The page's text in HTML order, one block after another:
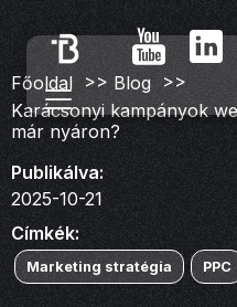
Főoldal >> Blog >>
Karácsonyi kampányok
már nyáron?
Publikálva:
2025-10-21
Címkék:
Marketing stratégia PPC